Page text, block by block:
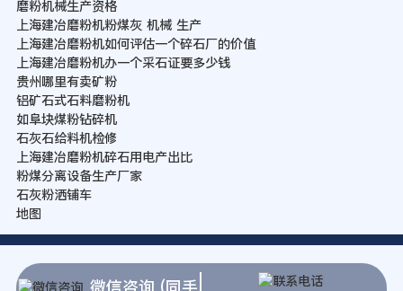
磨粉机械生产资格
上海建冶磨粉机粉煤灰 机械 生产
上海建冶磨粉机如何评估一个碎石厂的价值
上海建冶磨粉机办一个采石证要多少钱
贵州哪里有卖矿粉
铝矿石式石料磨粉机
如阜块煤粉钻碎机
石灰石给料机检修
上海建冶磨粉机碎石用电产出比
粉煤分离设备生产厂家
石灰粉洒铺车
地图